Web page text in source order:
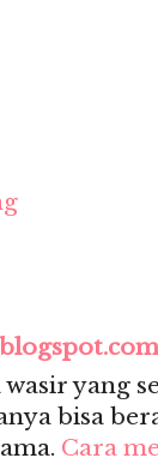
yang
bisa
Cara